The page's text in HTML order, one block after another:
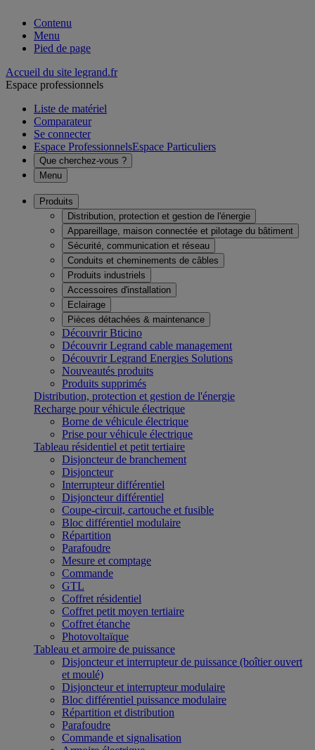
Contenu
Menu
Pied de page
Accueil du site legrand.fr
Espace professionnels
Liste de matériel
Comparateur
Se connecter
Espace ProfessionnelsEspace Particuliers
Que cherchez-vous ?
Menu
Produits
Distribution, protection et gestion de l'énergie
Appareillage, maison connectée et pilotage du bâtiment
Sécurité, communication et réseau
Conduits et cheminements de câbles
Produits industriels
Accessoires d'installation
Eclairage
Pièces détachées & maintenance
Découvrir Bticino
Découvrir Legrand cable management
Découvrir Legrand Energies Solutions
Nouveautés produits
Produits supprimés
Distribution, protection et gestion de l'énergie
Recharge pour véhicule électrique
Borne de véhicule électrique
Prise pour véhicule électrique
Tableau résidentiel et petit tertiaire
Disjoncteur de branchement
Disjoncteur
Interrupteur différentiel
Disjoncteur différentiel
Coupe-circuit, cartouche et fusible
Bloc différentiel modulaire
Répartition
Parafoudre
Mesure et comptage
Commande
GTL
Coffret résidentiel
Coffret petit moyen tertiaire
Coffret étanche
Photovoltaïque
Tableau et armoire de puissance
Disjoncteur et interrupteur de puissance (boîtier ouvert
et moulé)
Disjoncteur et interrupteur modulaire
Bloc différentiel puissance modulaire
Répartition et distribution
Parafoudre
Commande et signalisation